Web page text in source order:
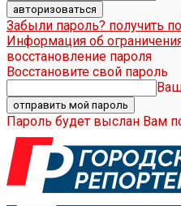
Забыли пароль? получить
Информация об
восстановление пароля
Восстановите свой пароль
Пароль будет выслан Вам